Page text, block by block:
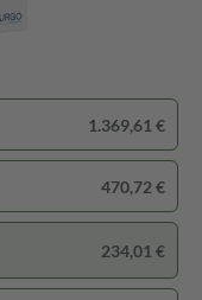
1.369,61 €
470,72 €
234,01 €